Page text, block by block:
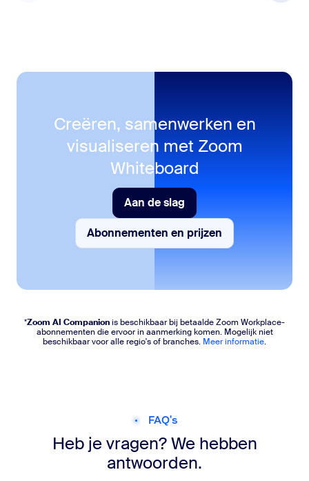
Creëren, samenwerken en
visualiseren met Zoom
Whiteboard
Aan de slag
Aan de slag
Abonnementen en prijzen
Abonnementen en prijzen
*Zoom AI Companionis beschikbaar bij betaalde Zoom Workplace-
abonnementen die ervoor in aanmerking komen. Mogelijk niet
beschikbaar voor alle regio's of branches. Meer informatie.
FAQ's
Heb je vragen? We hebben
antwoorden.